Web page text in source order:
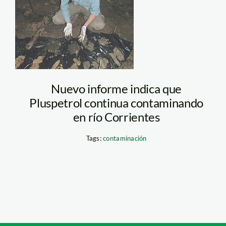
Nuevo informe indica que
Pluspetrol continua contaminando
en río Corrientes
Tags:contaminación